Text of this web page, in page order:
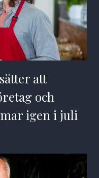
att
och
igen i juli